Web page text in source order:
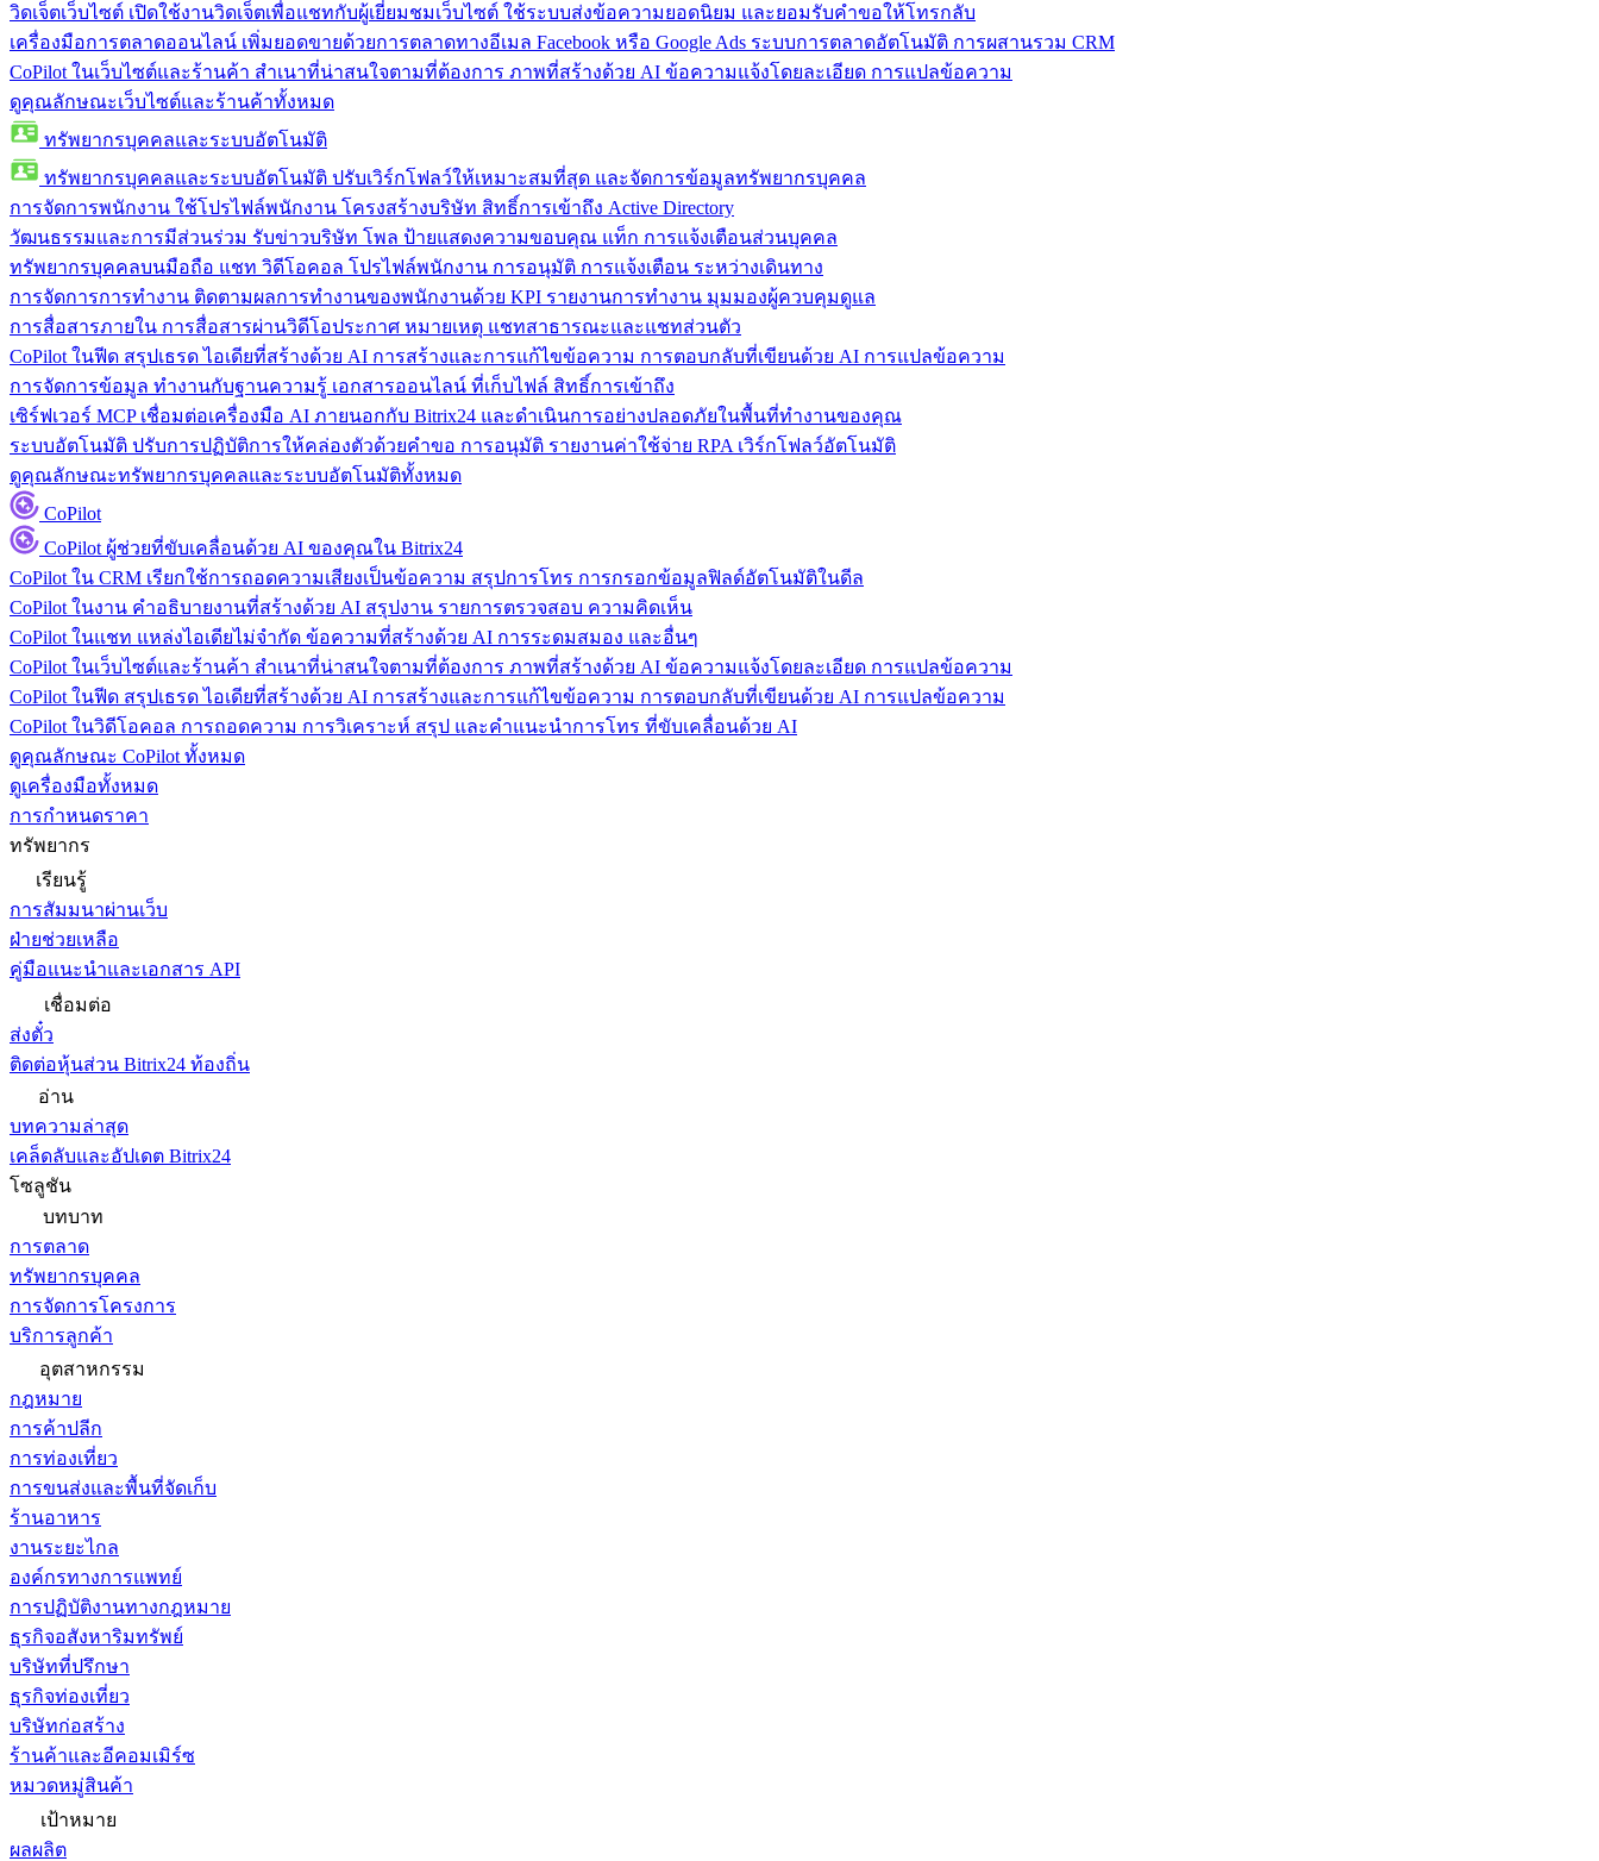
วิดเจ็ตเว็บไซต์ เปิดใช้งานวิดเจ็ตเพื่อแชทกับผู้เยี่ยมชมเว็บไซต์ ใช้ระบบส่งข้อความยอดนิยม และยอมรับคำขอให้โทรกลับ
เครื่องมือการตลาดออนไลน์ เพิ่มยอดขายด้วยการตลาดทางอีเมล Facebook หรือ Google Ads ระบบการตลาดอัตโนมัติ การผสานรวม CRM
CoPilot ในเว็บไซต์และร้านค้า สำเนาที่น่าสนใจตามที่ต้องการ ภาพที่สร้างด้วย AI ข้อความแจ้งโดยละเอียด การแปลข้อความ
ดูคุณลักษณะเว็บไซต์และร้านค้าทั้งหมด
ทรัพยากรบุคคลและระบบอัตโนมัติ
ทรัพยากรบุคคลและระบบอัตโนมัติ ปรับเวิร์กโฟลว์ให้เหมาะสมที่สุด และจัดการข้อมูลทรัพยากรบุคคล
การจัดการพนักงาน ใช้โปรไฟล์พนักงาน โครงสร้างบริษัท สิทธิ์การเข้าถึง Active Directory
วัฒนธรรมและการมีส่วนร่วม รับข่าวบริษัท โพล ป้ายแสดงความขอบคุณ แท็ก การแจ้งเตือนส่วนบุคคล
ทรัพยากรบุคคลบนมือถือ แชท วิดีโอคอล โปรไฟล์พนักงาน การอนุมัติ การแจ้งเตือน ระหว่างเดินทาง
การจัดการการทำงาน ติดตามผลการทำงานของพนักงานด้วย KPI รายงานการทำงาน มุมมองผู้ควบคุมดูแล
การสื่อสารภายใน การสื่อสารผ่านวิดีโอประกาศ หมายเหตุ แชทสาธารณะและแชทส่วนตัว
CoPilot ในฟีด สรุปเธรด ไอเดียที่สร้างด้วย AI การสร้างและการแก้ไขข้อความ การตอบกลับที่เขียนด้วย AI การแปลข้อความ
การจัดการข้อมูล ทำงานกับฐานความรู้ เอกสารออนไลน์ ที่เก็บไฟล์ สิทธิ์การเข้าถึง
เซิร์ฟเวอร์ MCP เชื่อมต่อเครื่องมือ AI ภายนอกกับ Bitrix24 และดำเนินการอย่างปลอดภัยในพื้นที่ทำงานของคุณ
ระบบอัตโนมัติ ปรับการปฏิบัติการให้คล่องตัวด้วยคำขอ การอนุมัติ รายงานค่าใช้จ่าย RPA เวิร์กโฟลว์อัตโนมัติ
ดูคุณลักษณะทรัพยากรบุคคลและระบบอัตโนมัติทั้งหมด
CoPilot
CoPilot ผู้ช่วยที่ขับเคลื่อนด้วย AI ของคุณใน Bitrix24
CoPilot ใน CRM เรียกใช้การถอดความเสียงเป็นข้อความ สรุปการโทร การกรอกข้อมูลฟิลด์อัตโนมัติในดีล
CoPilot ในงาน คำอธิบายงานที่สร้างด้วย AI สรุปงาน รายการตรวจสอบ ความคิดเห็น
CoPilot ในแชท แหล่งไอเดียไม่จำกัด ข้อความที่สร้างด้วย AI การระดมสมอง และอื่นๆ
CoPilot ในเว็บไซต์และร้านค้า สำเนาที่น่าสนใจตามที่ต้องการ ภาพที่สร้างด้วย AI ข้อความแจ้งโดยละเอียด การแปลข้อความ
CoPilot ในฟีด สรุปเธรด ไอเดียที่สร้างด้วย AI การสร้างและการแก้ไขข้อความ การตอบกลับที่เขียนด้วย AI การแปลข้อความ
CoPilot ในวิดีโอคอล การถอดความ การวิเคราะห์ สรุป และคำแนะนำการโทร ที่ขับเคลื่อนด้วย AI
ดูคุณลักษณะ CoPilot ทั้งหมด
ดูเครื่องมือทั้งหมด
การกำหนดราคา
ทรัพยากร
เรียนรู้
การสัมมนาผ่านเว็บ
ฝ่ายช่วยเหลือ
คู่มือแนะนำและเอกสาร API
เชื่อมต่อ
ส่งตั๋ว
ติดต่อหุ้นส่วน Bitrix24 ท้องถิ่น
อ่าน
บทความล่าสุด
เคล็ดลับและอัปเดต Bitrix24
โซลูชัน
บทบาท
การตลาด
ทรัพยากรบุคคล
การจัดการโครงการ
บริการลูกค้า
อุตสาหกรรม
กฎหมาย
การค้าปลีก
การท่องเที่ยว
การขนส่งและพื้นที่จัดเก็บ
ร้านอาหาร
งานระยะไกล
องค์กรทางการแพทย์
การปฏิบัติงานทางกฎหมาย
ธุรกิจอสังหาริมทรัพย์
บริษัทที่ปรึกษา
ธุรกิจท่องเที่ยว
บริษัทก่อสร้าง
ร้านค้าและอีคอมเมิร์ซ
หมวดหมู่สินค้า
เป้าหมาย
ผลผลิต